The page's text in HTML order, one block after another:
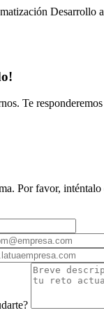
Desarrollo
Te
Por favor, inténtalo